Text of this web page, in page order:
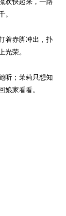
。
着赤脚冲出，扑
光荣。
听；茉莉只想知
娘家看看。